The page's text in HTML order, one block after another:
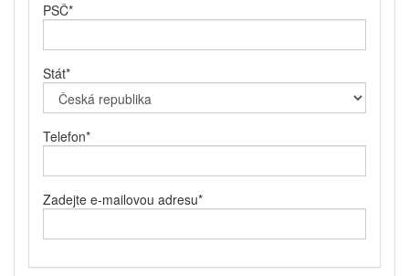
PSČ*
Stát*
Telefon*
Zadejte e-mailovou adresu*